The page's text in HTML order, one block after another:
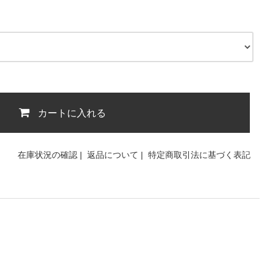
カートに入れる
在庫状況の確認 | 返品について | 特定商取引法に基づく表記